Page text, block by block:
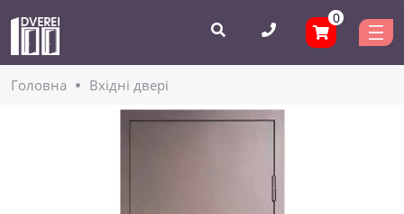
0
Головнa Вхідні двері